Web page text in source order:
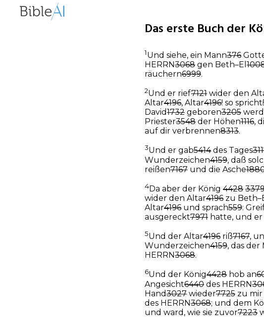
Das erste Buch der
1Und siehe, ein Mann376
HERRN3068 gen Beth–El
räuchern6999.
2Und er rief7121 wider den
Altar4196, Altar4196! so spricht
David1732 geboren3205
Priester3548 der Höhen1116,
auf dir verbrennen8313.
3Und er gab5414des Tages
Wunderzeichen4159, daß
reißen7167 und die Asche
4Da aber der König 4428
wider den Altar4196 zu
Altar4196 und sprach559:
ausgereckt7971 hatte, und
5Und der Altar4196 riß7167,
Wunderzeichen4159, das der
HERRN3068.
6Und der König4428 hob an
Angesicht6440 des HERRN
Hand3027 wieder7725 zu mir
des HERRN3068; und dem
und ward, wie sie zuvor7223